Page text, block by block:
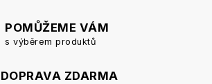
POMŮŽEME VÁM
s výběrem produktů
DOPRAVA ZDARMA